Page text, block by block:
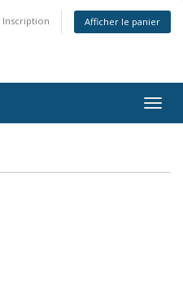
Inscription Afficher le panier